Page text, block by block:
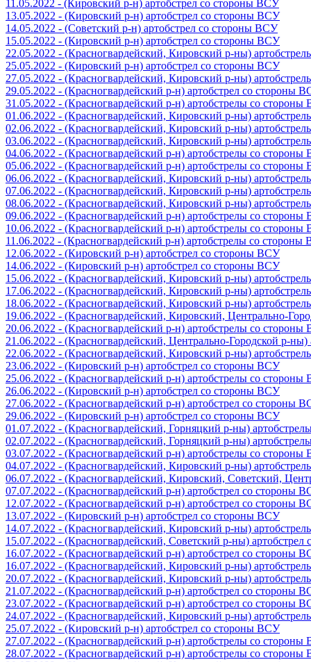
11.05.2022 - (Кировский р-н) артобстрел со стороны ВСУ
13.05.2022 - (Кировский р-н) артобстрел со стороны ВСУ
14.05.2022 - (Советский р-н) артобстрел со стороны ВСУ
15.05.2022 - (Кировский р-н) артобстрел со стороны ВСУ
22.05.2022 - (Красногвардейский, Кировский р-ны)
25.05.2022 - (Кировский р-н) артобстрел со стороны ВСУ
27.05.2022 - (Красногвардейский, Кировский р-ны)
29.05.2022 - (Красногвардейский р-н) артобстрел со стороны
31.05.2022 - (Красногвардейский р-н) артобстрелы со
01.06.2022 - (Красногвардейский, Кировский р-ны)
02.06.2022 - (Красногвардейский, Кировский р-ны)
03.06.2022 - (Красногвардейский, Кировский р-ны)
04.06.2022 - (Красногвардейский р-н) артобстрелы со
05.06.2022 - (Красногвардейский р-н) артобстрелы со
06.06.2022 - (Красногвардейский, Кировский р-ны)
07.06.2022 - (Красногвардейский, Кировский р-ны)
08.06.2022 - (Красногвардейский, Кировский р-ны)
09.06.2022 - (Красногвардейский р-н) артобстрелы со
10.06.2022 - (Красногвардейский р-н) артобстрелы со
11.06.2022 - (Красногвардейский р-н) артобстрелы со стороны
12.06.2022 - (Кировский р-н) артобстрел со стороны ВСУ
14.06.2022 - (Кировский р-н) артобстрел со стороны ВСУ
15.06.2022 - (Красногвардейский, Кировский р-ны)
17.06.2022 - (Красногвардейский, Кировский р-ны)
18.06.2022 - (Красногвардейский, Кировский р-ны)
19.06.2022 - (Красногвардейский, Кировский, Центрально-
20.06.2022 - (Красногвардейский р-н) артобстрелы со
21.06.2022 - (Красногвардейский, Центрально-Городской р-
22.06.2022 - (Красногвардейский, Кировский р-ны)
23.06.2022 - (Кировский р-н) артобстрел со стороны ВСУ
25.06.2022 - (Красногвардейский р-н) артобстрелы со
26.06.2022 - (Кировский р-н) артобстрел со стороны ВСУ
27.06.2022 - (Красногвардейский р-н) артобстрел со стороны
29.06.2022 - (Кировский р-н) артобстрел со стороны ВСУ
01.07.2022 - (Красногвардейский, Горняцкий р-ны)
02.07.2022 - (Красногвардейский, Горняцкий р-ны)
03.07.2022 - (Красногвардейский р-н) артобстрелы со
04.07.2022 - (Красногвардейский, Кировский р-ны)
06.07.2022 - (Красногвардейский, Кировский, Советский,
07.07.2022 - (Красногвардейский р-н) артобстрел со стороны
12.07.2022 - (Красногвардейский р-н) артобстрел со стороны
13.07.2022 - (Кировский р-н) артобстрел со стороны ВСУ
14.07.2022 - (Красногвардейский, Кировский р-ны)
15.07.2022 - (Красногвардейский, Советский р-ны)
16.07.2022 - (Красногвардейский р-н) артобстрел со стороны
16.07.2022 - (Красногвардейский, Кировский р-ны)
20.07.2022 - (Красногвардейский, Кировский р-ны)
21.07.2022 - (Красногвардейский р-н) артобстрел со стороны
23.07.2022 - (Красногвардейский р-н) артобстрел со стороны
24.07.2022 - (Красногвардейский, Кировский р-ны)
25.07.2022 - (Кировский р-н) артобстрел со стороны ВСУ
27.07.2022 - (Красногвардейский р-н) артобстрелы со
28.07.2022 - (Красногвардейский р-н) артобстрелы со